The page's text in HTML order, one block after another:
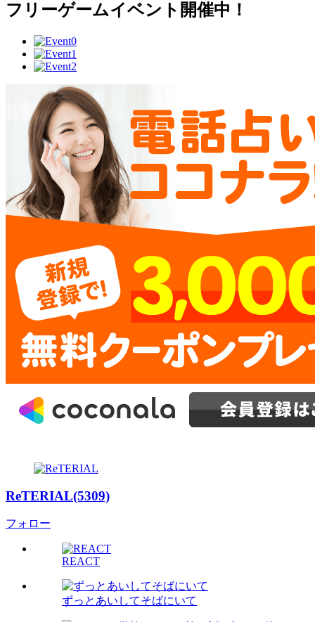
フリーゲームイベント開催中！
ReTERIAL(5309)
フォロー
REACT
ずっとあいしてそばにいて